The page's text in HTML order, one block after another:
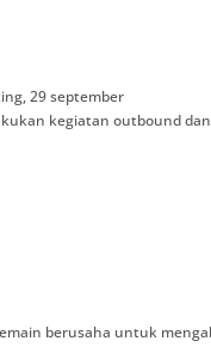
29 september
kegiatan outbound
berusaha untuk